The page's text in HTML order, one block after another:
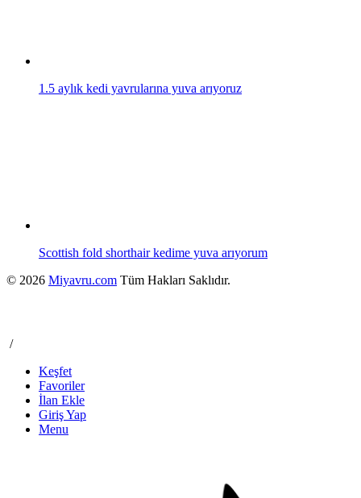
1.5 aylık kedi yavrularına yuva arıyoruz
Scottish fold shorthair kedime yuva arıyorum
© 2026 Miyavru.com Tüm Hakları Saklıdır.
/
Keşfet
Favoriler
İlan Ekle
Giriş Yap
Menu